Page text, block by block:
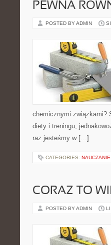
PEWNA
POSTED BY ADMIN
chemicznymi związkami?
diety i treningu,
raz jesteśmy w […]
CATEGORIES:
CORAZ TO
POSTED BY ADMIN